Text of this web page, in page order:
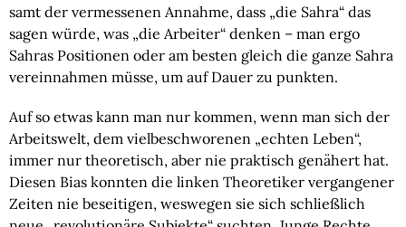
samt der vermessenen Annahme, dass „die Sahra“ das
sagen würde, was „die Arbeiter“ denken – man ergo
Sahras Positionen oder am besten gleich die ganze Sahra
vereinnahmen müsse, um auf Dauer zu punkten.
Auf so etwas kann man nur kommen, wenn man sich der
Arbeitswelt, dem vielbeschworenen „echten Leben“,
immer nur theoretisch, aber nie praktisch genähert hat.
Diesen Bias konnten die linken Theoretiker vergangener
Zeiten nie beseitigen, weswegen sie sich schließlich